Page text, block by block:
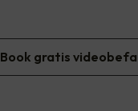
Book gratis